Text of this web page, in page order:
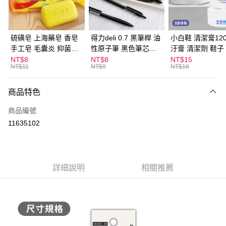
街口支付
悠遊付
ATM付款
全家取貨付款
每筆NT$60，滿NT$599(含以上)免運費
付款後全家取貨
每筆NT$60，滿NT$599(含以上)免運費
每筆NT$60，滿NT$599(含以上)免運費
硫磺皂 上海藥皂 香皂
手工皂 毛囊炎 抑菌除
蟎 清潔護膚 去油去痘
寵物皮膚病 狗狗貓咪
NT$8
NT$11
得力deli 0.7 黑筆桿 油
性原子筆 黑色筆芯
S304
NT$8
NT$9
小白鞋 清潔膏
汙膏 清潔劑 鞋子
漬 白皮鞋 鞋油
NT$15
NT$16
商品特色
商品編號
11635102
詳細說明 相關推薦